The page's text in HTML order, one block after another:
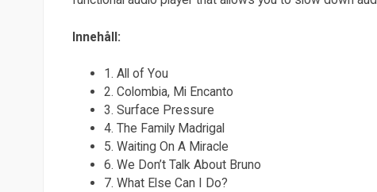
Innehåll:
1. All of You
2. Colombia, Mi Encanto
3. Surface Pressure
4. The Family Madrigal
5. Waiting On A Miracle
6. We Don’t Talk About Bruno
7. What Else Can I Do?